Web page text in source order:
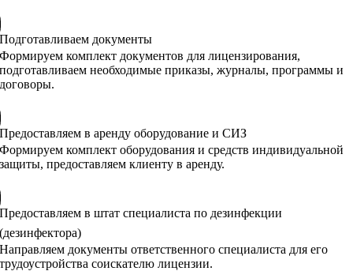
Подготавливаем документы
Формируем комплект документов для лицензирования,
подготавливаем необходимые приказы, журналы, программы и
договоры.
Предоставляем в аренду оборудование и СИЗ
Формируем комплект оборудования и средств индивидуальной
защиты, предоставляем клиенту в аренду.
Предоставляем в штат специалиста по дезинфекции
(дезинфектора)
Направляем документы ответственного специалиста для его
трудоустройства соискателю лицензии.